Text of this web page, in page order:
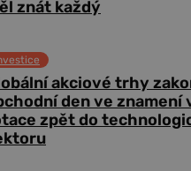
znát každý
akciové trhy
den ve znamení
zpět do